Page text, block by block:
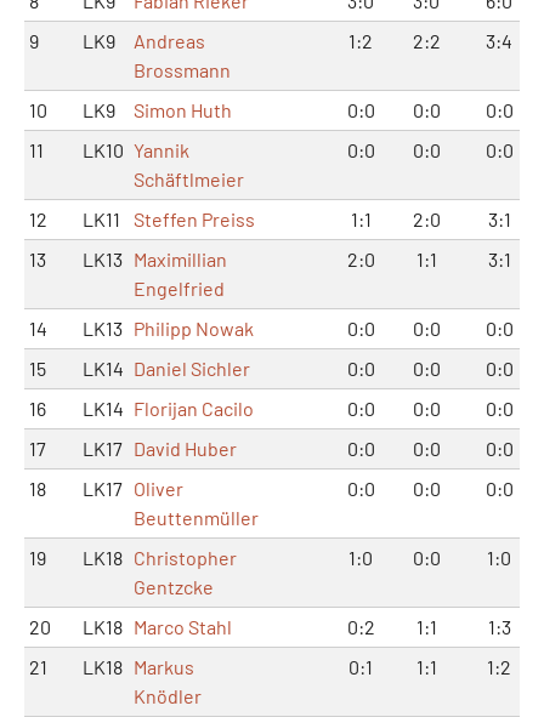
9
LK9
Andreas
Brossmann
1:2 2:2 3:4
10 LK9 Simon Huth 0:0 0:0
0:0
11
LK10 Yannik
Schäftlmeier
0:0 0:0 0:0
12 LK11 Steffen Preiss 1:1 2:0
3:1
13
LK13 Maximillian
Engelfried
2:0 1:1 3:1
14 LK13 Philipp Nowak 0:0 0:0
0:0
15
LK14 Daniel Sichler 0:0 0:0
0:0
16
LK14 Florijan Cacilo 0:0 0:0
0:0
17
LK17 David Huber 0:0 0:0
0:0
18
LK17 Oliver
Beuttenmüller
0:0 0:0 0:0
19 LK18 Christopher
Gentzcke
1:0 0:0 1:0
20 LK18 Marco Stahl 0:2 1:1
1:3
21
LK18 Markus
Knödler
0:1 1:1 1:2